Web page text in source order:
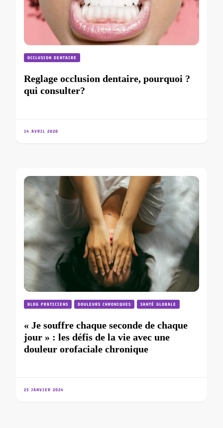
OCCLUSION DENTAIRE
Reglage occlusion dentaire, pourquoi ?
qui consulter?
14 AVRIL 2020
BLOG PRATICIENS DOULEURS CHRONIQUES SANTÉ GLOBALE
« Je souffre chaque seconde de chaque
jour » : les défis de la vie avec une
douleur orofaciale chronique
23 JANVIER 2024